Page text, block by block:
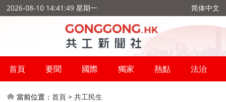
2026-08-10 14:41:50 星期一 简体中文
首頁 要聞 國際 獨家 熱點 法治
當前位置：首頁 >共工民生